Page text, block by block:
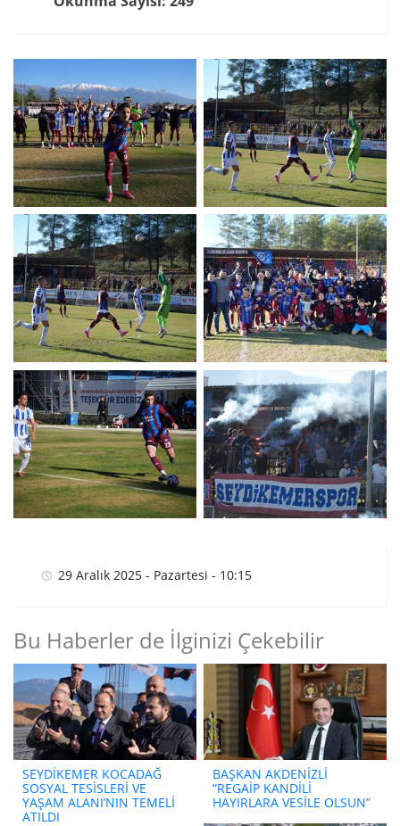
29 Aralık 2025 - Pazartesi - 10:15
Bu Haberler de İlginizi Çekebilir
SEYDİKEMER KOCADAĞ
SOSYAL TESİSLERİ VE
YAŞAM ALANI’NIN TEMELİ
ATILDI
BAŞKAN AKDENİZLİ
“REGAİP KANDİLİ
HAYIRLARA VESİLE OLSUN”